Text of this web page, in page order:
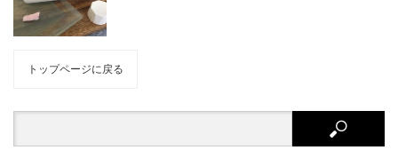
トップページに戻る